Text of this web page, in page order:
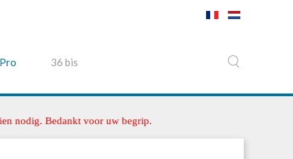
36 bis
nodig. Bedankt voor uw begrip.